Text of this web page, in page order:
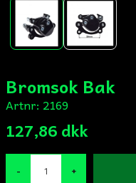
Bromsok Bak
Artnr: 2169
127,86 dkk
- +